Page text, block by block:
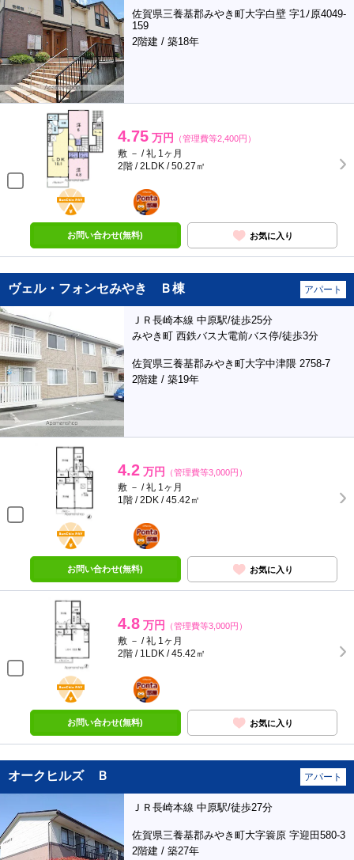
佐賀県三養基郡みやき町大字白壁 字1ﾉ原4049-
159
2階建 / 築18年
4.75 万円 （管理費等2,400円）
敷 － / 礼 1ヶ月
2階 / 2LDK / 50.27㎡
BunChinPAY
ポンタ
部屋
お問い合わせ(無料) お気に入り
ヴェル・フォンセみやき Ｂ棟 アパート
ＪＲ長崎本線 中原駅/徒歩25分
みやき町 西鉄バス大電前バス停/徒歩3分
佐賀県三養基郡みやき町大字中津隈 2758-7
2階建 / 築19年
4.2 万円 （管理費等3,000円）
敷 － / 礼 1ヶ月
1階 / 2DK / 45.42㎡
BunChinPAY
ポンタ
部屋
お問い合わせ(無料) お気に入り
4.8 万円 （管理費等3,000円）
敷 － / 礼 1ヶ月
2階 / 1LDK / 45.42㎡
BunChinPAY
ポンタ
部屋
お問い合わせ(無料) お気に入り
オークヒルズ Ｂ アパート
ＪＲ長崎本線 中原駅/徒歩27分
佐賀県三養基郡みやき町大字簑原 字迎田580-3
2階建 / 築27年